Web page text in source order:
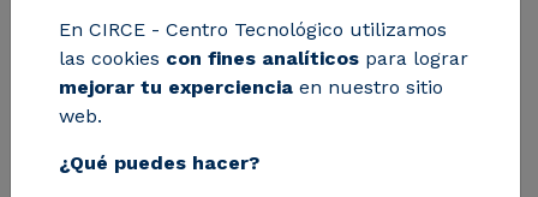
proyecto
clausura del proyecto, que ha
En CIRCE - Centro Tecnológico utilizamos
las cookies con fines analíticos para lograr
mejorar tu experciencia en nuestro sitio
web.
¿Qué puedes hacer?